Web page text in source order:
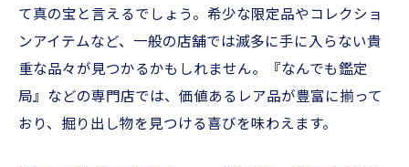
て真の宝と言えるでしょう。希少な限定品やコレクショ
ンアイテムなど、一般の店舗では滅多に手に入らない貴
重な品々が見つかるかもしれません。『なんでも鑑定
局』などの専門店では、価値あるレア品が豊富に揃って
おり、掘り出し物を見つける喜びを味わえます。